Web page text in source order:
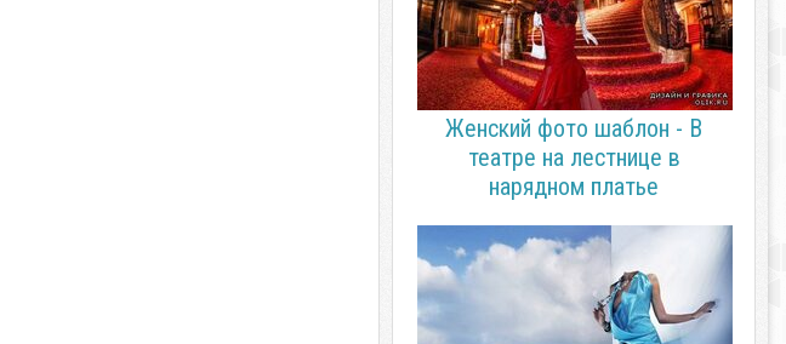
Женский фото шаблон - В
театре на лестнице в
нарядном платье